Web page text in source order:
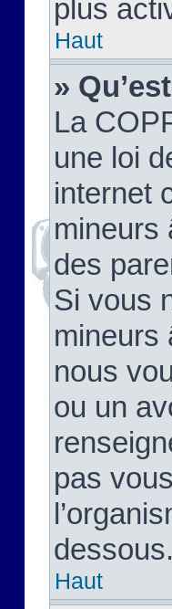
plus
Haut
»
La
une loi
internet
mineurs
des
Si vous
mineurs
nous
ou un
pas
dessous.
Haut